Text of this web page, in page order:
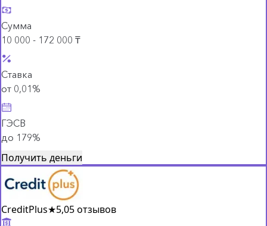
Сумма
10 000 - 172 000 ₸
Ставка
от 0,01%
ГЭСВ
до 179%
Получить деньги
CreditPlus★5,05 отзывов